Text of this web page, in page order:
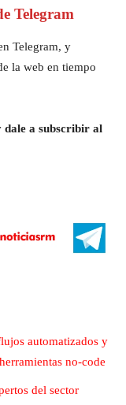
Telegram
Telegram, y
la web en tiempo
dale a subscribir al
automatizados y
no-code
del sector